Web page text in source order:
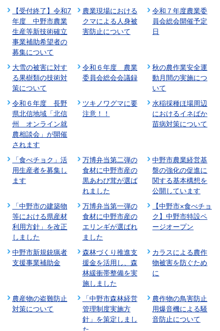
【受付終了】令和7
年度 中野市農業
生産等新技術確立
事業補助希望者の
募集について
農業現場における
クマによる人身被
害防止について
令和７年度農業委
員会総会開催予定
日
大雪の被害に対す
る果樹類の技術対
策について
令和６年度 農業
委員会総会会議録
秋の農作業安全運
動月間の実施につ
いて
令和６年度 長野
県北信地域「北信
州 オンライン就
農相談会」が開催
されます
ツキノワグマに要
注意！！
水稲採種ほ場周辺
におけるイネばか
苗病対策について
「食べチョク」活
用生産者を募集し
ます
万博弁当第二弾の
食材に中野市産の
黒あわび茸が選ば
れました
中野市農業経営基
盤の強化の促進に
関する基本構想を
公開しています
「中野市の建築物
等における県産材
利用方針」を改正
しました
万博弁当第一弾の
食材に中野市産の
エリンギが選ばれ
ました
【中野市×食べチョ
ク】中野市特設ペ
ージオープン
中野市新規銃猟者
支援事業補助金
森林づくり推進支
援金を活用し、森
林緩衝帯整備を実
施しました
カラスによる農作
物被害を防ぐため
に
農産物の盗難防止
対策について
「中野市森林経営
管理制度実施方
針」を策定しまし
た
農作物の鳥害防止
用爆音機による騒
音防止について